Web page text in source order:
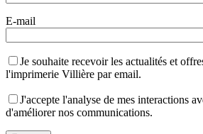
E-mail
Je souhaite recevoir les actualités et
l'imprimerie Villière par email.
J'accepte l'analyse de mes interactions
d'améliorer nos communications.